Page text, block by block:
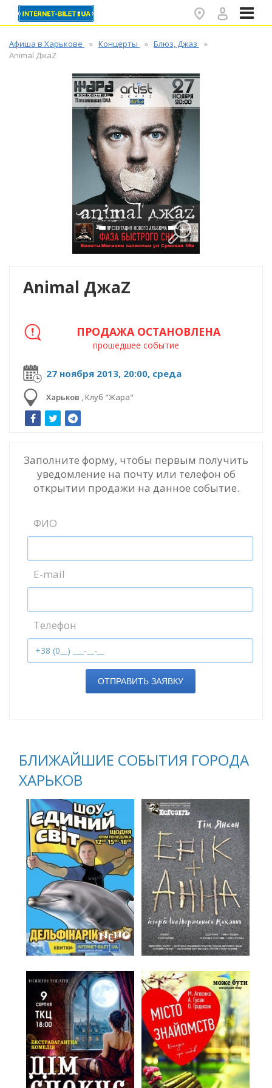
Афиша в Харькове Концерты
Блюз, Джаз
Animal ДжаZ
Animal ДжаZ
27 ноября 2013, 20:00, среда
Харьков , Клуб "Жара"
ПРОДАЖА ОСТАНОВЛЕНА
прошедшее событие
Заполните форму, чтобы первым получить
уведомление на почту или телефон об
открытии продажи на данное событие.
ФИО
E-mail
Телефон
ОТПРАВИТЬ ЗАЯВКУ
БЛИЖАЙШИЕ СОБЫТИЯ ГОРОДА
ХАРЬКОВ